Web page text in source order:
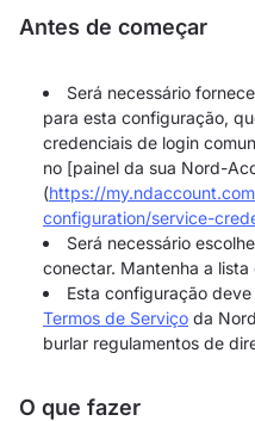
Antes de começar
Será necessário
para esta configuração,
credenciais de login
no [painel da sua Nord-
(https://
configuration/service-
Será necessário
conectar. Mantenha a
Esta configuração
Termos de Serviço da
burlar regulamentos de
O que fazer